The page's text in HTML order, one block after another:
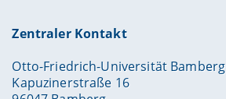
Zentraler Kontakt
Otto-Friedrich-Universität Bamberg
Kapuzinerstraße 16